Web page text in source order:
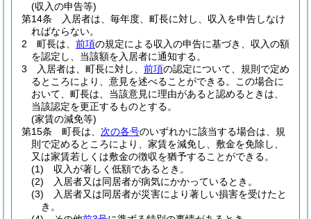
(収入の申告等)
第14条
入居者は、毎年度、町長に対し、収入を申告しなけ
ればならない。
2
町長は、 前項の規定による収入の申告に基づき、収入の額
を認定し、当該額を入居者に通知する。
3
入居者は、町長に対し、 前項の認定について、規則で定め
るところにより、意見を述べることができる。
この場合に
おいて、町長は、当該意見に理由があると認めるときは、
当該認定を更正するものとする。
(家賃の減免等)
第15条
町長は、 次の各号のいずれかに該当する場合は、規
則で定めるところにより、家賃を減免し、敷金を免除し、
又は家賃若しくは敷金の徴収を猶予することができる。
(1)
収入が著しく低額であるとき。
(2)
入居者又は同居者が病気にかかっているとき。
(3)
入居者又は同居者が災害により著しい損害を受けたと
き。